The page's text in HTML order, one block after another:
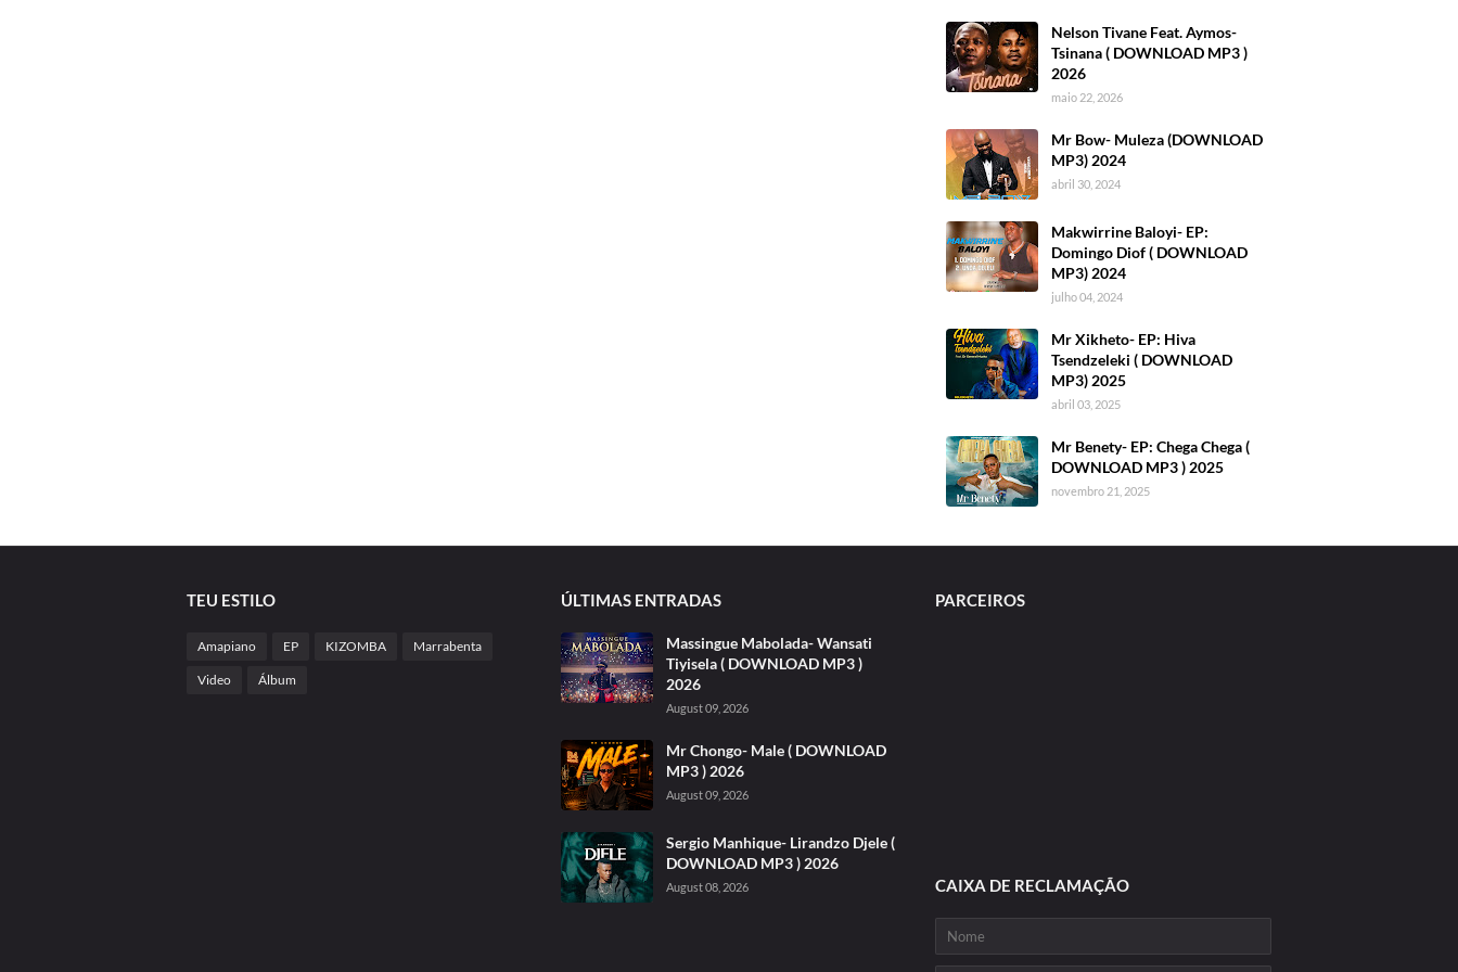
Nelson Tivane Feat. Aymos-
Tsinana ( DOWNLOAD MP3 )
2026
maio 22, 2026
Mr Bow- Muleza (DOWNLOAD
MP3) 2024
abril 30, 2024
Makwirrine Baloyi- EP:
Domingo Diof ( DOWNLOAD
MP3) 2024
julho 04, 2024
Mr Xikheto- EP: Hiva
Tsendzeleki ( DOWNLOAD
MP3) 2025
abril 03, 2025
Mr Benety- EP: Chega Chega (
DOWNLOAD MP3 ) 2025
novembro 21, 2025
TEU ESTILO
Amapiano EP KIZOMBA Marrabenta
Video Álbum
ÚLTIMAS ENTRADAS
Massingue Mabolada- Wansati
Tiyisela ( DOWNLOAD MP3 )
2026
August 09, 2026
Mr Chongo- Male ( DOWNLOAD
MP3 ) 2026
August 09, 2026
Sergio Manhique- Lirandzo Djele (
DOWNLOAD MP3 ) 2026
August 08, 2026
PARCEIROS
CAIXA DE RECLAMAÇÃO